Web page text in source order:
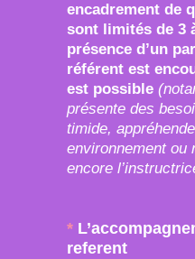
encadrement de
sont limités de 3
présence d’un
référent est
est possible
présente des
timide,
environnement ou
encore
*
referent